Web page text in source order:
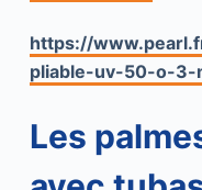
https://
pliable-uv-50-o-3-
Les